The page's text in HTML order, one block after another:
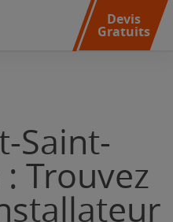
Devis
Gratuits
Saint-
Trouvez